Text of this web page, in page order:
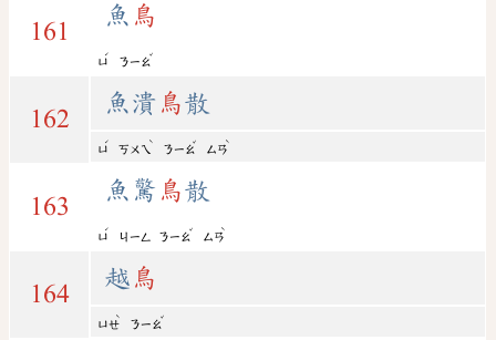
161
魚 鳥
ㄩ
ˊ
ㄋㄧㄠ
ˇ
162
魚潰 鳥散
ㄩ
ˊ
ㄎㄨㄟ
ˋ
ㄋㄧㄠ
ˇ
ㄙㄢ
ˋ
163
魚驚 鳥散
ㄩ
ˊ
ㄐㄧㄥ ㄋㄧㄠ
ˇ
ㄙㄢ
ˋ
164
越 鳥
ㄩㄝ
ˋ
ㄋㄧㄠ
ˇ